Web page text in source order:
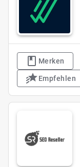
Merken
Empfehlen